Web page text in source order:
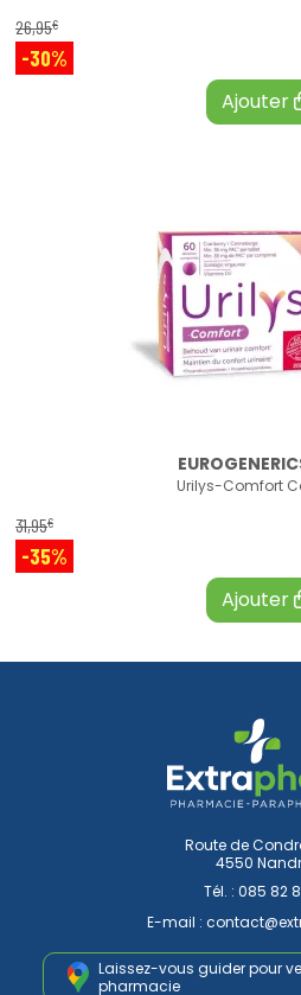
26,95€
-30%
Ajouter
31,95€
-35%
Ajouter
Route de
4550
Tél. : 085 82
E-mail : contact@
Laissez-vous guider pour
pharmacie